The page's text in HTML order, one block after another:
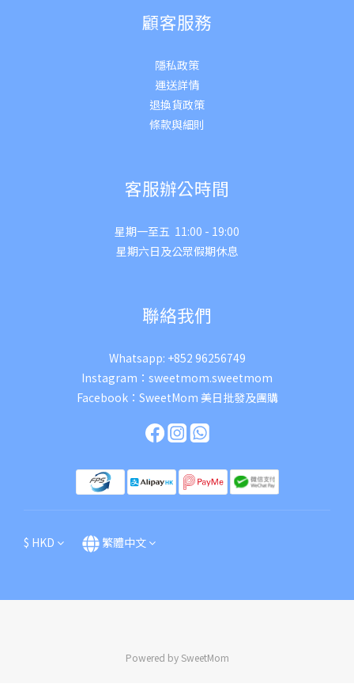
顧客服務
隱私政策
運送詳情
退換貨政策
條款與細則
客服辦公時間
星期一至五 11:00 - 19:00
星期六日及公眾假期休息
聯絡我們
Whatsapp: +852 96256749
Instagram： sweetmom.sweetmom
Facebook： SweetMom 美日批發及團購
$ HKD 繁體中文
Powered by SweetMom